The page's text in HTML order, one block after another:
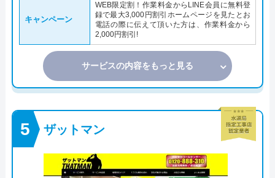
キャンペーン
WEB限定割！作業料金からLINE会員に無料登
録で最大3,000円割引ホームページを見たとお
電話の際に伝えて頂いた方は、作業料金から
2,000円割引!
サービスの内容をもっと見る
ザットマン